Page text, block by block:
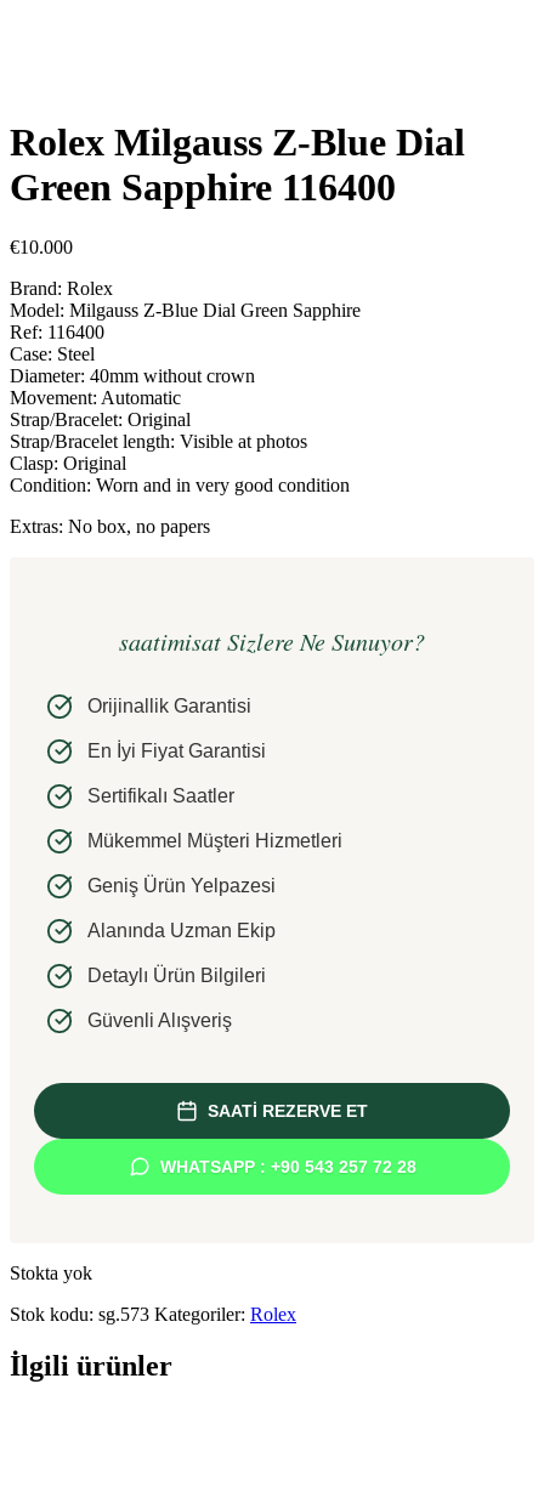
Rolex Milgauss Z-Blue Dial
Green Sapphire 116400
€10.000
Brand: Rolex
Model: Milgauss Z-Blue Dial Green Sapphire
Ref: 116400
Case: Steel
Diameter: 40mm without crown
Movement: Automatic
Strap/Bracelet: Original
Strap/Bracelet length: Visible at photos
Clasp: Original
Condition: Worn and in very good condition
Extras: No box, no papers
saatimisat Sizlere Ne Sunuyor?
Orijinallik Garantisi
En İyi Fiyat Garantisi
Sertifikalı Saatler
Mükemmel Müşteri Hizmetleri
Geniş Ürün Yelpazesi
Alanında Uzman Ekip
Detaylı Ürün Bilgileri
Güvenli Alışveriş
SAATİ REZERVE ET
WHATSAPP : +90 543 257 72 28
Stokta yok
Stok kodu: sg.573 Kategoriler: Rolex
İlgili ürünler